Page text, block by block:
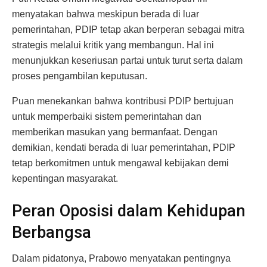
menyatakan bahwa meskipun berada di luar
pemerintahan, PDIP tetap akan berperan sebagai mitra
strategis melalui kritik yang membangun. Hal ini
menunjukkan keseriusan partai untuk turut serta dalam
proses pengambilan keputusan.
Puan menekankan bahwa kontribusi PDIP bertujuan
untuk memperbaiki sistem pemerintahan dan
memberikan masukan yang bermanfaat. Dengan
demikian, kendati berada di luar pemerintahan, PDIP
tetap berkomitmen untuk mengawal kebijakan demi
kepentingan masyarakat.
Peran Oposisi dalam Kehidupan
Berbangsa
Dalam pidatonya, Prabowo menyatakan pentingnya